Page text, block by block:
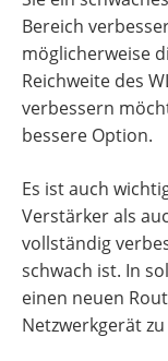
Bereich
möglicherweise
Reichweite des
verbessern
bessere Option.
Es ist auch
Verstärker als
vollständig
schwach ist. In
einen neuen
Netzwerkgerät